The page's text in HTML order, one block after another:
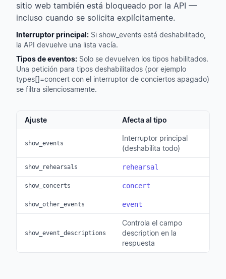
sitio web también está bloqueado por la API —
incluso cuando se solicita explícitamente.
Interruptor principal: Si show_events está deshabilitado,
la API devuelve una lista vacía.
Tipos de eventos: Solo se devuelven los tipos habilitados.
Una petición para tipos deshabilitados (por ejemplo
types[]=concert con el interruptor de conciertos apagado)
se filtra silenciosamente.
Ajuste Afecta al tipo
show_events
Interruptor principal
(deshabilita todo)
show_rehearsals rehearsal
show_concerts concert
show_other_events event
show_event_descriptions
Controla el campo
description en la
respuesta